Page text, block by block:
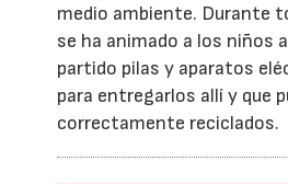
medio ambiente. Durante
se ha animado a los niños
partido pilas y aparatos
para entregarlos allí y que
correctamente reciclados.